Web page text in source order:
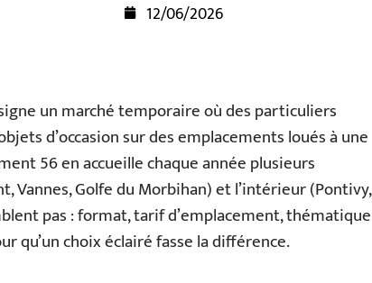
12/06/2026
un marché temporaire où des particuliers
d’occasion sur des emplacements loués à une
56 en accueille chaque année plusieurs
Vannes, Golfe du Morbihan) et l’intérieur (Pontivy,
pas : format, tarif d’emplacement, thématique
qu’un choix éclairé fasse la différence.